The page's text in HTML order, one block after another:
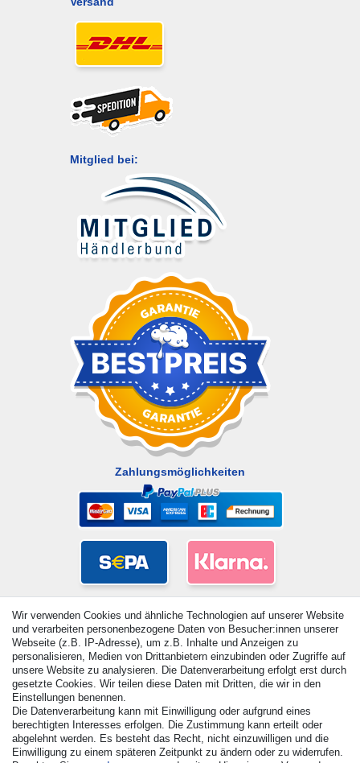
Mitglied bei:
Zahlungsmöglichkeiten
© Copyright 2026 | Alle Rechte vorbehalten. - Alle Rechte
vorbehalten. Preisangaben inkl. gesetzl. 19% MwSt. |
Grundpreise siehe Artikeldetail | *Gilt für Lieferungen nach
Wir verwenden Cookies und ähnliche Technologien auf unserer Website
und verarbeiten personenbezogene Daten von Besucher:innen unserer
Webseite (z.B. IP-Adresse), um z.B. Inhalte und Anzeigen zu
personalisieren, Medien von Drittanbietern einzubinden oder Zugriffe auf
unsere Website zu analysieren. Die Datenverarbeitung erfolgt erst durch
gesetzte Cookies. Wir teilen diese Daten mit Dritten, die wir in den
Einstellungen benennen.
Die Datenverarbeitung kann mit Einwilligung oder aufgrund eines
berechtigten Interesses erfolgen. Die Zustimmung kann erteilt oder
abgelehnt werden. Es besteht das Recht, nicht einzuwilligen und die
Einwilligung zu einem späteren Zeitpunkt zu ändern oder zu widerrufen.